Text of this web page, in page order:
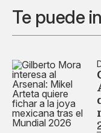
Te puede